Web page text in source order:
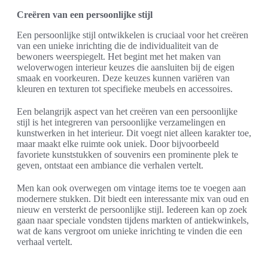
Creëren van een persoonlijke stijl
Een persoonlijke stijl ontwikkelen is cruciaal voor het creëren
van een unieke inrichting die de individualiteit van de
bewoners weerspiegelt. Het begint met het maken van
weloverwogen interieur keuzes die aansluiten bij de eigen
smaak en voorkeuren. Deze keuzes kunnen variëren van
kleuren en texturen tot specifieke meubels en accessoires.
Een belangrijk aspect van het creëren van een persoonlijke
stijl is het integreren van persoonlijke verzamelingen en
kunstwerken in het interieur. Dit voegt niet alleen karakter toe,
maar maakt elke ruimte ook uniek. Door bijvoorbeeld
favoriete kunststukken of souvenirs een prominente plek te
geven, ontstaat een ambiance die verhalen vertelt.
Men kan ook overwegen om vintage items toe te voegen aan
modernere stukken. Dit biedt een interessante mix van oud en
nieuw en versterkt de persoonlijke stijl. Iedereen kan op zoek
gaan naar speciale vondsten tijdens markten of antiekwinkels,
wat de kans vergroot om unieke inrichting te vinden die een
verhaal vertelt.